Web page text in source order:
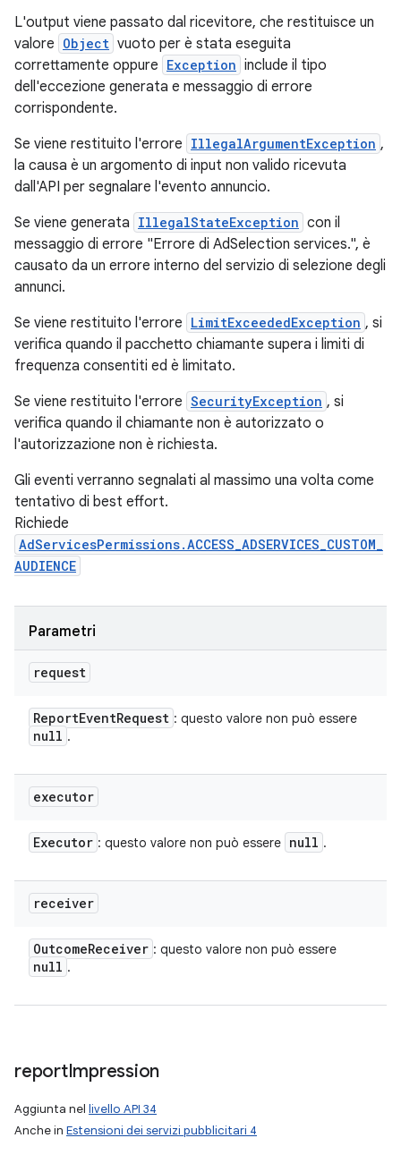
L'output viene passato dal ricevitore, che restituisce un
valore Object vuoto per è stata eseguita
correttamente oppure Exception include il tipo
dell'eccezione generata e messaggio di errore
corrispondente.
Se viene restituito l'errore IllegalArgumentException ,
la causa è un argomento di input non valido ricevuta
dall'API per segnalare l'evento annuncio.
Se viene generata IllegalStateException con il
messaggio di errore "Errore di AdSelection services.", è
causato da un errore interno del servizio di selezione degli
annunci.
Se viene restituito l'errore LimitExceededException , si
verifica quando il pacchetto chiamante supera i limiti di
frequenza consentiti ed è limitato.
Se viene restituito l'errore SecurityException , si
verifica quando il chiamante non è autorizzato o
l'autorizzazione non è richiesta.
Gli eventi verranno segnalati al massimo una volta come
tentativo di best effort.
Richiede
AdServicesPermissions.ACCESS_ADSERVICES_CUSTOM_
AUDIENCE
Parametri
request
ReportEventRequest : questo valore non può essere
null .
executor
Executor : questo valore non può essere null .
receiver
OutcomeReceiver : questo valore non può essere
null .
reportImpression
Aggiunta nel livello API 34
Anche in Estensioni dei servizi pubblicitari 4